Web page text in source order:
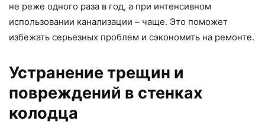
не реже одного раза в год, а при интенсивном
использовании канализации – чаще. Это поможет
избежать серьезных проблем и сэкономить на ремонте.
Устранение трещин и
повреждений в стенках
колодца